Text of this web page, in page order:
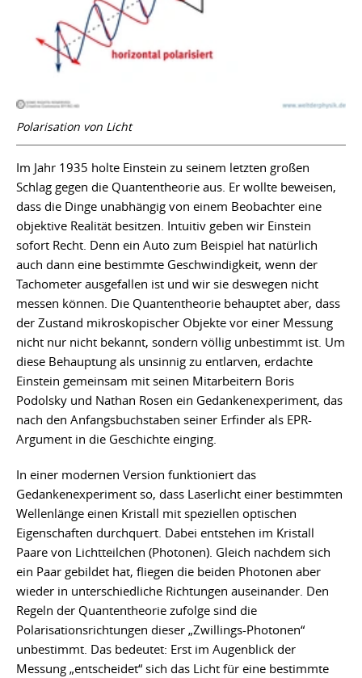
Polarisation von Licht
Im Jahr 1935 holte Einstein zu seinem letzten großen
Schlag gegen die Quantentheorie aus. Er wollte beweisen,
dass die Dinge unabhängig von einem Beobachter eine
objektive Realität besitzen. Intuitiv geben wir Einstein
sofort Recht. Denn ein Auto zum Beispiel hat natürlich
auch dann eine bestimmte Geschwindigkeit, wenn der
Tachometer ausgefallen ist und wir sie deswegen nicht
messen können. Die Quantentheorie behauptet aber, dass
der Zustand mikroskopischer Objekte vor einer Messung
nicht nur nicht bekannt, sondern völlig unbestimmt ist. Um
diese Behauptung als unsinnig zu entlarven, erdachte
Einstein gemeinsam mit seinen Mitarbeitern Boris
Podolsky und Nathan Rosen ein Gedankenexperiment, das
nach den Anfangsbuchstaben seiner Erfinder als EPR-
Argument in die Geschichte einging.
In einer modernen Version funktioniert das
Gedankenexperiment so, dass Laserlicht einer bestimmten
Wellenlänge einen Kristall mit speziellen optischen
Eigenschaften durchquert. Dabei entstehen im Kristall
Paare von Lichtteilchen (Photonen). Gleich nachdem sich
ein Paar gebildet hat, fliegen die beiden Photonen aber
wieder in unterschiedliche Richtungen auseinander. Den
Regeln der Quantentheorie zufolge sind die
Polarisationsrichtungen dieser „Zwillings-Photonen“
unbestimmt. Das bedeutet: Erst im Augenblick der
Messung „entscheidet“ sich das Licht für eine bestimmte